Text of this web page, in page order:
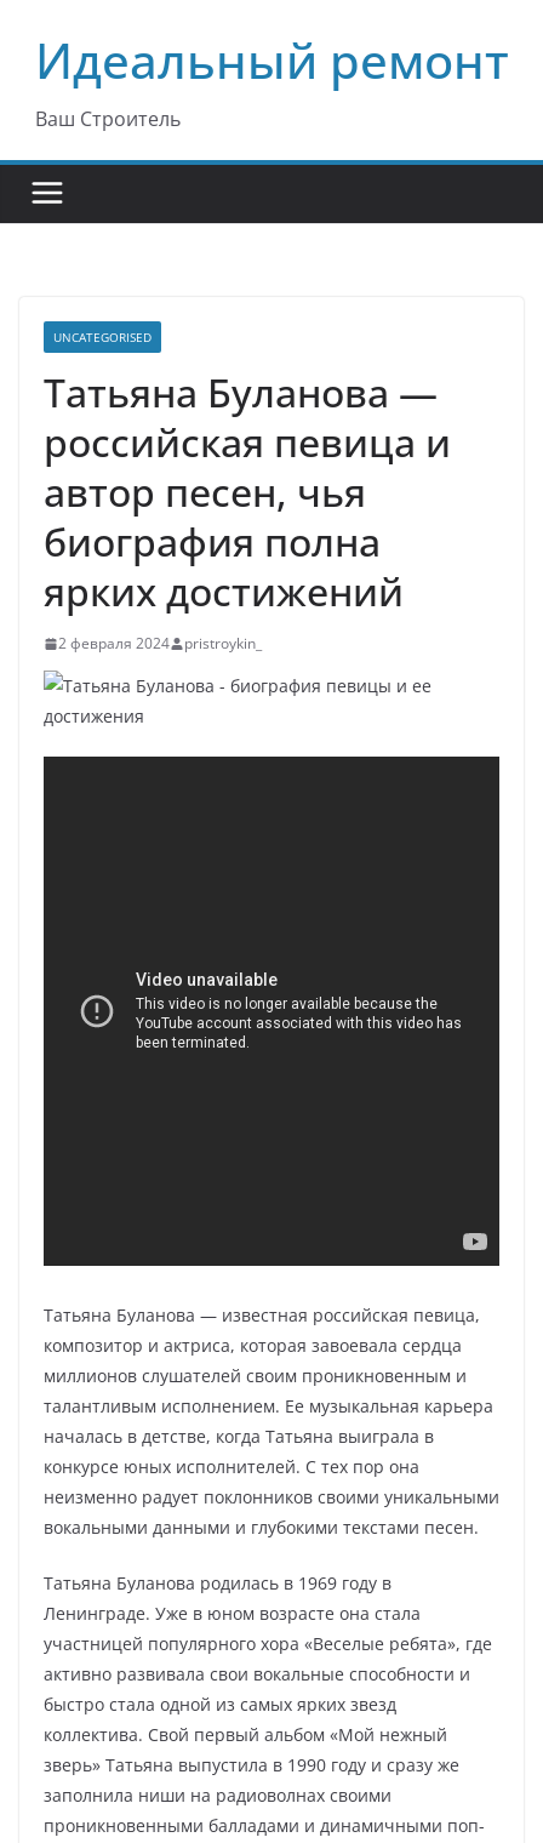
содержимому
Идеальный ремонт
Ваш Строитель
UNCATEGORISED
Татьяна Буланова —
российская певица и
автор песен, чья
биография полна
ярких достижений
2 февраля 2024 pristroykin_
Татьяна Буланова — известная российская певица,
композитор и актриса, которая завоевала сердца
миллионов слушателей своим проникновенным и
талантливым исполнением. Ее музыкальная карьера
началась в детстве, когда Татьяна выиграла в
конкурсе юных исполнителей. С тех пор она
неизменно радует поклонников своими уникальными
вокальными данными и глубокими текстами песен.
Татьяна Буланова родилась в 1969 году в
Ленинграде. Уже в юном возрасте она стала
участницей популярного хора «Веселые ребята», где
активно развивала свои вокальные способности и
быстро стала одной из самых ярких звезд
коллектива. Свой первый альбом «Мой нежный
зверь» Татьяна выпустила в 1990 году и сразу же
заполнила ниши на радиоволнах своими
проникновенными балладами и динамичными поп-